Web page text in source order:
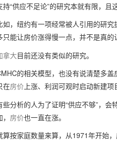
持“供应不足论”的研究本就有限，
如，纽约有一项经常被人引用的研
只能让房价涨得慢一点，并不是真的
拿大目前还没有类似的研究。
的相关模型，也没有说清楚多盖
在房价 上涨、利润可观时启动新建
些分析的人为了证明“供应不够”，
房价也一直在涨。
算按家庭数量来算，从1971年开始